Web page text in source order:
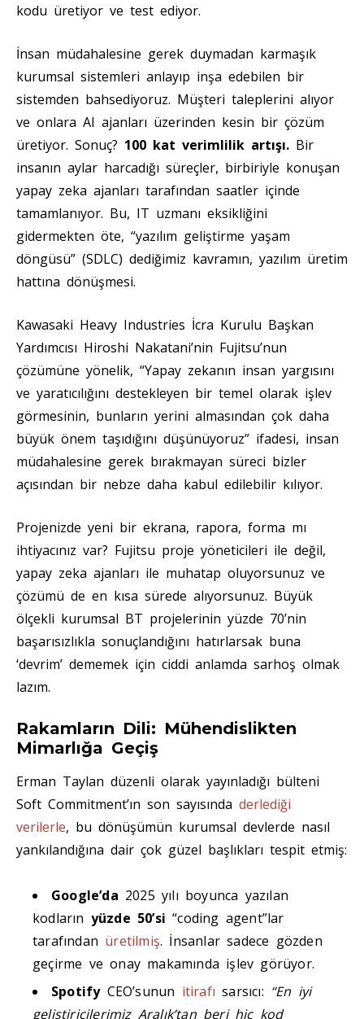
kodu üretiyor ve test ediyor.
İnsan müdahalesine gerek duymadan karmaşık
kurumsal sistemleri anlayıp inşa edebilen bir
sistemden bahsediyoruz. Müşteri taleplerini alıyor
ve onlara AI ajanları üzerinden kesin bir çözüm
üretiyor. Sonuç? 100 kat verimlilik artışı. Bir
insanın aylar harcadığı süreçler, birbiriyle konuşan
yapay zeka ajanları tarafından saatler içinde
tamamlanıyor. Bu, IT uzmanı eksikliğini
gidermekten öte, “yazılım geliştirme yaşam
döngüsü” (SDLC) dediğimiz kavramın, yazılım üretim
hattına dönüşmesi.
Kawasaki Heavy Industries İcra Kurulu Başkan
Yardımcısı Hiroshi Nakatani’nin Fujitsu’nun
çözümüne yönelik, “Yapay zekanın insan yargısını
ve yaratıcılığını destekleyen bir temel olarak işlev
görmesinin, bunların yerini almasından çok daha
büyük önem taşıdığını düşünüyoruz” ifadesi, insan
müdahalesine gerek bırakmayan süreci bizler
açısından bir nebze daha kabul edilebilir kılıyor.
Projenizde yeni bir ekrana, rapora, forma mı
ihtiyacınız var? Fujitsu proje yöneticileri ile değil,
yapay zeka ajanları ile muhatap oluyorsunuz ve
çözümü de en kısa sürede alıyorsunuz. Büyük
ölçekli kurumsal BT projelerinin yüzde 70’nin
başarısızlıkla sonuçlandığını hatırlarsak buna
‘devrim’ dememek için ciddi anlamda sarhoş olmak
lazım.
Rakamların Dili: Mühendislikten
Mimarlığa Geçiş
Erman Taylan düzenli olarak yayınladığı bülteni
Soft Commitment’ın son sayısında derlediği
verilerle, bu dönüşümün kurumsal devlerde nasıl
yankılandığına dair çok güzel başlıkları tespit etmiş:
Google’da 2025 yılı boyunca yazılan
kodların yüzde 50’si “coding agent”lar
tarafından üretilmiş. İnsanlar sadece gözden
geçirme ve onay makamında işlev görüyor.
SpotifyCEO’sunun itirafı sarsıcı: “En iyi
geliştiricilerimiz Aralık’tan beri hiç kod